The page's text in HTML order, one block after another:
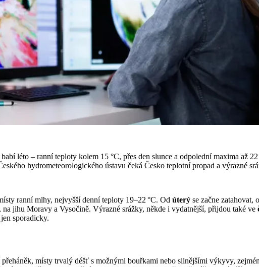
léto – ranní teploty kolem 15 °C, přes den slunce a odpolední maxima až
hydrometeorologického ústavu čeká Česko teplotní propad a výrazné
ranní mlhy, nejvyšší denní teploty 19–22 °C. Od úterý se začne zatahovat,
jihu Moravy a Vysočině. Výrazné srážky, někde i vydatnější, přijdou také ve
sporadicky.
místy trvalý déšť s možnými bouřkami nebo silnějšími výkyvy,